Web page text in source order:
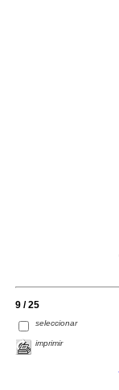
9 / 25
seleccionar
imprimir